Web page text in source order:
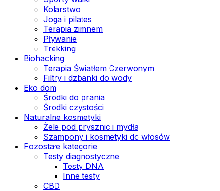
Kolarstwo
Joga i pilates
Terapia zimnem
Pływanie
Trekking
Biohacking
Terapia Światłem Czerwonym
Filtry i dzbanki do wody
Eko dom
Środki do prania
Środki czystości
Naturalne kosmetyki
Żele pod prysznic i mydła
Szampony i kosmetyki do włosów
Pozostałe kategorie
Testy diagnostyczne
Testy DNA
Inne testy
CBD